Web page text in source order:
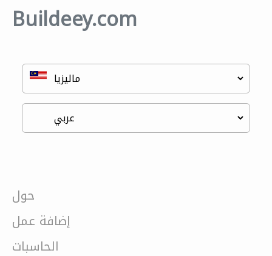
Buildeey.com
حول
إضافة عمل
الحاسبات